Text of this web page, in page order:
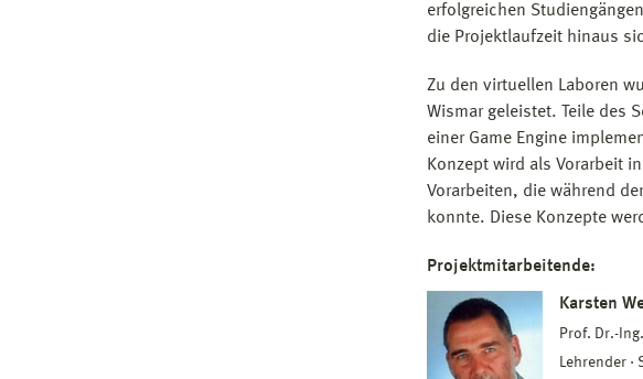
erfolgreichen
die Projektlaufzeit hinaus
Zu den virtuellen Laboren
Wismar geleistet. Teile des
einer Game Engine
Konzept wird als Vorarbeit
Vorarbeiten, die während
konnte. Diese Konzepte
Projektmitarbeitende:
Karsten
Prof. Dr.-Ing.
Lehrender